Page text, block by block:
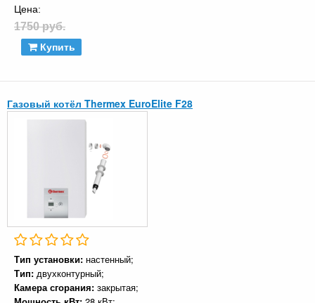
Цена:
1750 руб.
Купить
Газовый котёл Thermex EuroElite F28
Тип установки: настенный;
Тип: двухконтурный;
Камера сгорания: закрытая;